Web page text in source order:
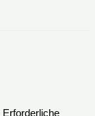
Erforderliche